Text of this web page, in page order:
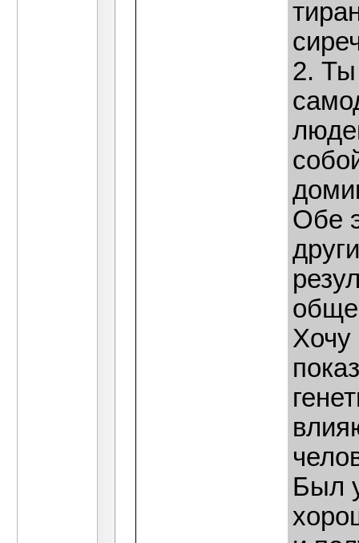
2.
Обе
Хочу
Был